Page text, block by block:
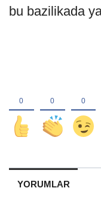
bu bazilikada
YORUMLAR